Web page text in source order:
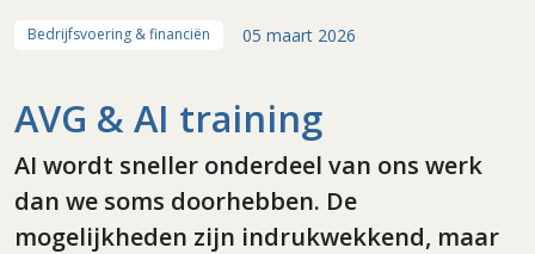
Bedrijfsvoering & financiën 05 maart 2026
AVG & AI training
AI wordt sneller onderdeel van ons werk
dan we soms doorhebben. De
mogelijkheden zijn indrukwekkend, maar